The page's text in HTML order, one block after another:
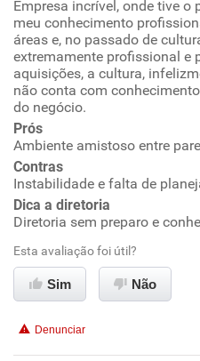
Oportunidade de promoção
Ambiente de trabalho
Conciliação com a vida familiar
Benefícios
Recomenda esta empresa
Não recomenda a diretoria
Empresa incrível, onde tive
meu conhecimento
áreas e, no passado de
extremamente profissional e
aquisições, a cultura,
não conta com
do negócio.
Prós
Ambiente amistoso entre
Contras
Instabilidade e falta de
Dica a diretoria
Diretoria sem preparo e
Esta avaliação foi útil?
Sim Não
Denunciar